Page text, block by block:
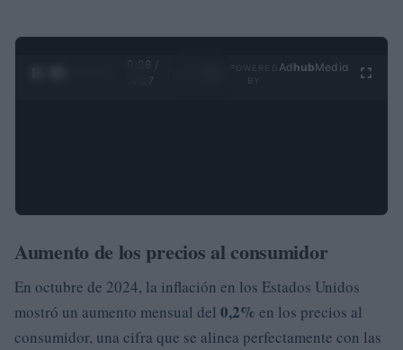
0:29 /
4:27
Ad hubMedia
Aumento de los precios al consumidor
En octubre de 2024, la inflación en los Estados Unidos
mostró un aumento mensual del 0,2% en los precios al
consumidor, una cifra que se alinea perfectamente con las